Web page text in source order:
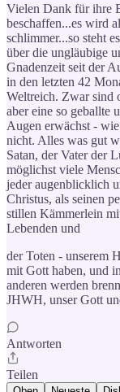
Vielen Dank für ihre
beschaffen...es wird
schlimmer...so steht
über die ungläubige
Gnadenzeit seit der
in den letzten 42
Weltreich. Zwar sind
aber eine so geballte
Augen erwächst -
nicht. Alles was gut
Satan, der Vater der
möglichst viele
jeder augenblicklich
Christus, als seinen
stillen Kämmerlein
Lebenden und
der Toten - unserem
mit Gott haben, und
anderen werden
JHWH, unser Gott
Antworten
Teilen